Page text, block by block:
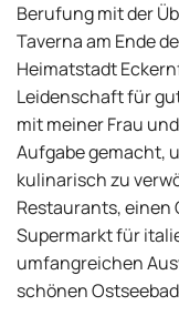
Berufung mit der
Taverna am Ende
Heimatstadt
Leidenschaft für
mit meiner Frau
Aufgabe gemacht,
kulinarisch zu
Restaurants, einen
Supermarkt für
umfangreichen
schönen